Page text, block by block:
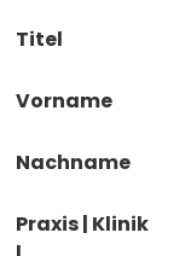
Titel
Vorname
Nachname
Praxis | Klinik